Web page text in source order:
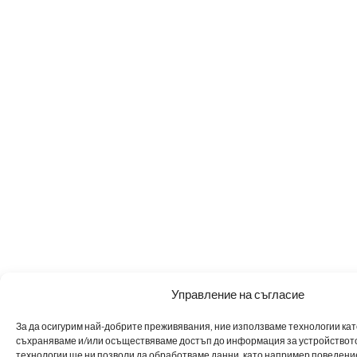
Управление на съгласие
За да осигурим най-добрите преживявания, ние използваме технологии
съхраняваме и/или осъществяваме достъп до информация за